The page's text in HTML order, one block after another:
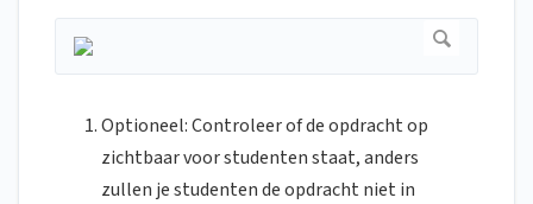
Optioneel: Controleer of de opdracht op
zichtbaar voor studenten staat, anders
zullen je studenten de opdracht niet in